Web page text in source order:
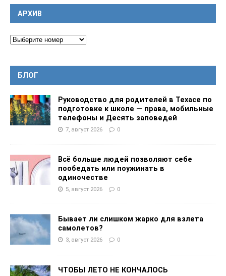
АРХИВ
БЛОГ
Руководство для родителей в Техасе по
подготовке к школе — права, мобильные
телефоны и Десять заповедей
7, август 2026 0
Всё больше людей позволяют себе
пообедать или поужинать в
одиночестве
5, август 2026 0
Бывает ли слишком жарко для взлета
самолетов?
3, август 2026 0
ЧТОБЫ ЛЕТО НЕ КОНЧАЛОСЬ